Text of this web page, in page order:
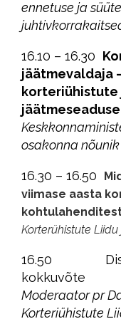
ennetuse ja
16.10 – 16.30
jäätmevaldaja
korteriühistute
osakonna nõunik
16.30 – 16.50
viimase aasta
Korterühistute
16.50
kokkuvõte
Moderaator pr
Korteriühistute